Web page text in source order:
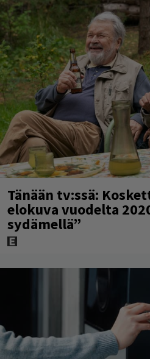
Tänään tv:ssä:
elokuva vuodelta
sydämellä”